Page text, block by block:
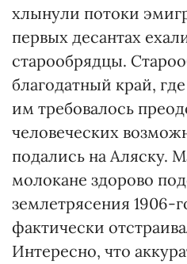
хлынули потоки
первых десантах
старообрядцы.
благодатный край,
им требо­валось
человеческих
подались на Аляску.
молокане здорово
землетрясения 1906-
фактически
Интересно, что